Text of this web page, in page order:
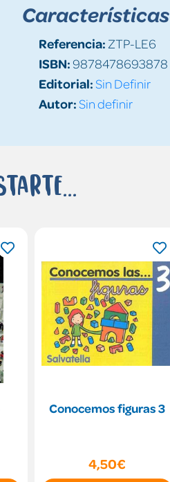
Características
Referencia: ZTP-LE6
ISBN:9878478693878
Editorial:Sin Definir
Autor:Sin definir
Conocemos figuras 3
4,50€